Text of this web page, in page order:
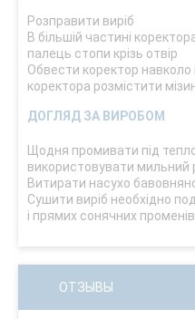
Розправити виріб
В більшій частині
палець стопи крізь отвір
Обвести коректор навколо
коректора розмістити
ДОГЛЯД ЗА ВИРОБОМ
Щодня промивати під
використовувати мильний
Витирати насухо
Сушити виріб необхідно
і прямих сонячних променів
ОТЗЫВЫ